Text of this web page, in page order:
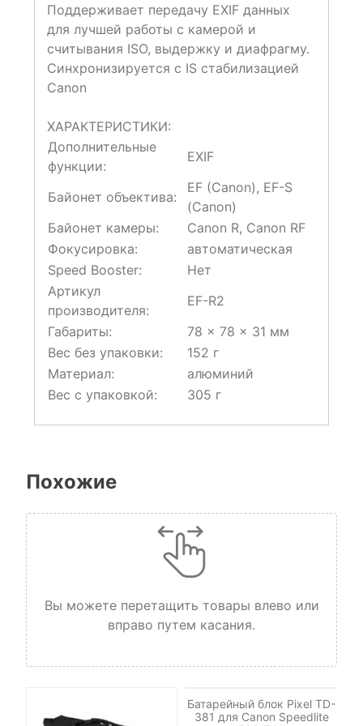
Поддерживает передачу EXIF данных
для лучшей работы с камерой и
считывания ISO, выдержку и диафрагму.
Синхронизируется с IS стабилизацией
Canon
ХАРАКТЕРИСТИКИ:
Дополнительные
функции:
EXIF
Байонет объектива:
EF (Canon), EF-S
(Canon)
Байонет камеры:
Canon R, Canon RF
Фокусировка:
автоматическая
Speed Booster:
Нет
Артикул
производителя:
EF-R2
Габариты:
78 × 78 × 31 мм
Вес без упаковки:
152 г
Материал:
алюминий
Вес с упаковкой:
305 г
Похожие
Вы можете перетащить товары влево или
вправо путем касания.
Батарейный блок Pixel TD-
381 для Canon Speedlite